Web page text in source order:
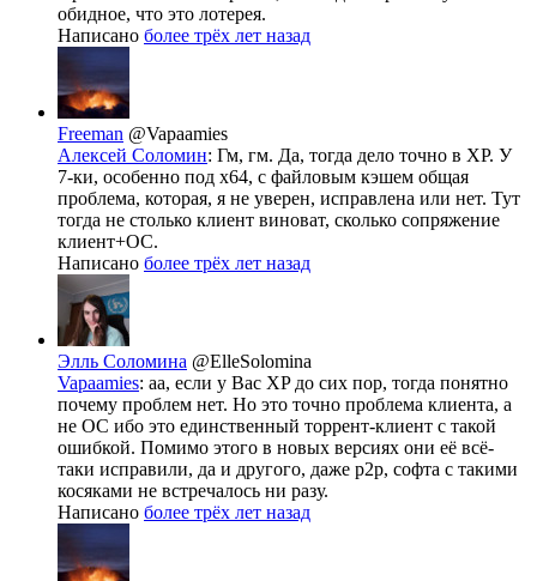
обидное, что это лотерея.
Написано более трёх лет назад
Freeman @Vapaamies
Алексей Соломин: Гм, гм. Да, тогда дело точно в XP. У
7-ки, особенно под x64, с файловым кэшем общая
проблема, которая, я не уверен, исправлена или нет. Тут
тогда не столько клиент виноват, сколько сопряжение
клиент+ОС.
Написано более трёх лет назад
Элль Соломина @ElleSolomina
Vapaamies: аа, если у Вас XP до сих пор, тогда понятно
почему проблем нет. Но это точно проблема клиента, а
не ОС ибо это единственный торрент-клиент с такой
ошибкой. Помимо этого в новых версиях они её всё-
таки исправили, да и другого, даже p2p, софта с такими
косяками не встречалось ни разу.
Написано более трёх лет назад